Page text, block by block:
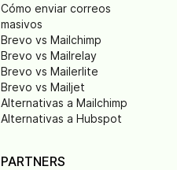
Cómo enviar correos
masivos
Brevo vs Mailchimp
Brevo vs Mailrelay
Brevo vs Mailerlite
Brevo vs Mailjet
Alternativas a Mailchimp
Alternativas a Hubspot
PARTNERS